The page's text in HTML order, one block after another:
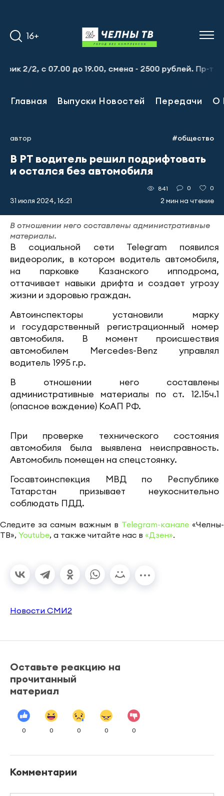
16+
2/2, с 07.00 до 19.00, смена - 2500 рублей. Пр-т
Главная Выпуски Новостей Передачи О
автор #общество
В РТ водитель решил подрифтовать
и остался без автомобиля
31 июля 2024, 16:21
841 0 0
2 мин на чтение
В отношении него составлены административные
материалы.
В социальной сети Telegram появился
видеоролик, в котором водитель автомобиля,
на парковке Казанского ипподрома,
оттачивает навыки дрифта и создает угрозу
жизни и здоровью граждан.
Автоинспекторы установили марку
и государственный регистрационный номер
автомобиля. В момент происшествия
автомобилем Mercedes-Benz управлял
водитель 1995 г.р.
В отношении него составлены
административные материалы по ст. 12.15ч.1
(опасное вождение) КоАП РФ.
При проверке технического состояния
автомобиля была выявлена неисправность.
Автомобиль помещен на спецстоянку.
Госавтоинспекция МВД по Республике
Татарстан призывает неукоснительно
соблюдать ПДД.
Следите за самым важным в Telegram-канале «Челны-
ТВ», Youtube, а также читайте нас в «Дзен».
Новости СМИ2
Оставьте реакцию на
прочитанный
материал
0 0 0 0 0
Комментарии